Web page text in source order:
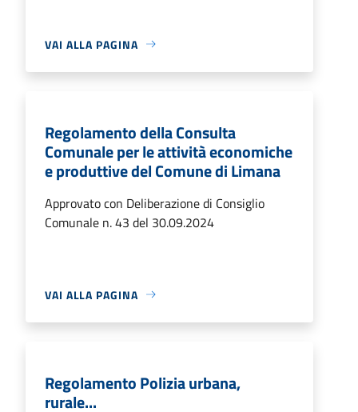
VAI ALLA PAGINA
Regolamento della Consulta
Comunale per le attività economiche
e produttive del Comune di Limana
Approvato con Deliberazione di Consiglio
Comunale n. 43 del 30.09.2024
VAI ALLA PAGINA
Regolamento Polizia urbana,
rurale...